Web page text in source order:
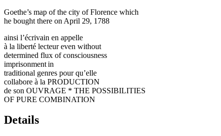
Goethe’s map of the city of Florence which
he bought there on April 29, 1788
ainsi l’écrivain en appelle
à la liberté lecteur even without
determined flux of consciousness
imprisonment in
traditional genres pour qu’elle
collabore à la PRODUCTION
de son OUVRAGE * THE POSSIBILITIES
OF PURE COMBINATION
Details